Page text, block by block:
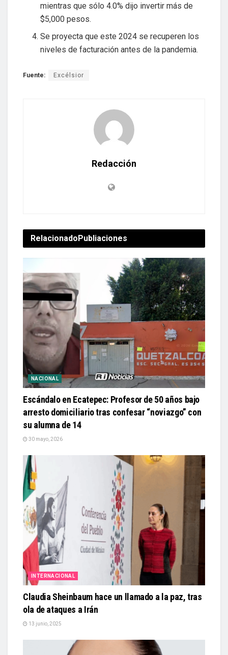
mientras que sólo 4.0% dijo invertir más de
$5,000 pesos.
Se proyecta que este 2024 se recuperen los
niveles de facturación antes de la pandemia.
Fuente: Excélsior
Redacción
RelacionadoPubliaciones
NACIONAL
Escándalo en Ecatepec: Profesor de 50 años bajo
arresto domiciliario tras confesar “noviazgo” con
su alumna de 14
30 mayo, 2026
INTERNACIONAL
Claudia Sheinbaum hace un llamado a la paz, tras
ola de ataques a Irán
13 junio, 2025